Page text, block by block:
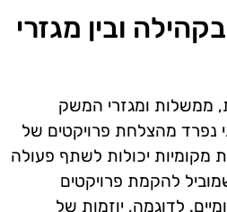
ובין מגזרי
ממשלות ומגזרי המשק
נפרד מהצלחת פרויקטים של
מקומיות יכולות לשתף פעולה
להקמת פרויקטים
לדוגמה, יוזמות של